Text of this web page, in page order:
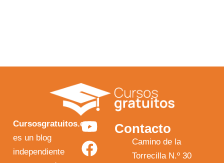
Cursosgratuitos.es
es un blog
independiente
Y
o
u
F
a
c
I
n
s
X
-
t
Contacto
Camino de la
Torrecilla N.º 30